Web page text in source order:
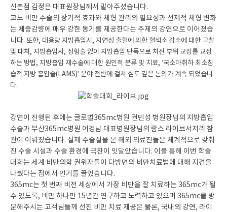
신촌점 김정은 대표원장님께서 맡아주셨습니다.
고도 비만 수술의 장기적 효과와 체형 관리의 필요성과 선제적 체형 변화
는 체중감량에 매우 강한 동기를 제공한다는 주제의 강연으로 이어졌습
니다. 또한, 대용량 지방흡입시, 지연성 출혈에 의한 혈색소 감소에 대한 고찰
및 대처, 지방흡입시, 성형술 없이 지방흡입 단독으로 처진 부위 교정를 교정
하는 방법, 지방흡입 재수술에 대한 원인적 분류 및 치료, ‘국소마취하 최소침
습적 지방 흡입술(LAMS)’ 분야 전반에 걸쳐 심도 깊은 논의가 계속 되었습니
다.
강연이 진행된 후에는 글로벌365mc병원 권민성 병원장님의 지방흡입
수술과 부산365mc병원 어경남 대표병원장님의 람스 라이브서저리 참
관이 이뤄졌습니다. 실제 수술실을 본 해외 의료진들은 체계적으로 갖춰
진 수술 시설과 수술 환경에 극찬이 잇달았습니다. 이를 통해 이번 학술
대회는 세계 비만의학 권위자들이 다방면의 비만치료법에 대해 지견을
나눴다는 점에서 인기를 끌었습니다.
365mc는 첫 번째 비전 세상에서 가장 비만을 잘 치료하는 365mc가 될
수 있도록, 비만 하나만 15년간 연구하고 노력하고 있으며 365mc를 방
문해주시는 고객님들께 선진 비만 치료 제공은 물론, 국내외 강연, 라이